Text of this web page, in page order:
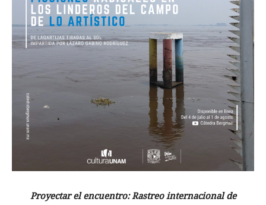
Proyectar el encuentro: Rastreo internacional de